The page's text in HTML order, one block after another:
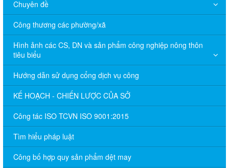
Chuyên đề
Công thương các phường/xã
Hình ảnh các CS, DN và sản phẩm công nghiệp nông thôn
tiêu biểu
Hướng dẫn sử dụng cổng dịch vụ công
KẾ HOẠCH - CHIẾN LƯỢC CỦA SỞ
Công tác ISO TCVN ISO 9001:2015
Tìm hiểu pháp luật
Công bố hợp quy sản phẩm dệt may